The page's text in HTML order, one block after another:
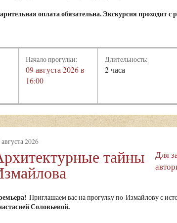
оплата обязательна. Экскурсия проходит с
Начало прогулки:
09 августа 2026 в
16:00
Длительность:
2 часа
августа 2026
тайны
Для
Приглашаем вас на прогулку по Измайлову с
Соловьевой.